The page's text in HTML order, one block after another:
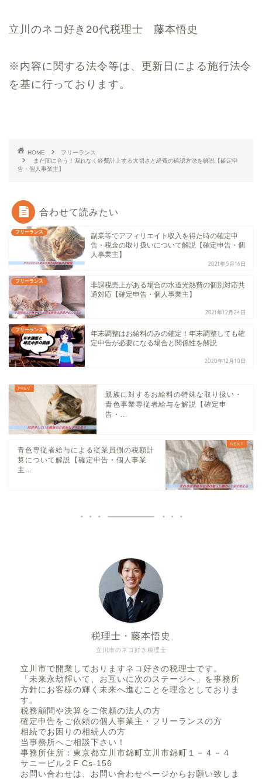
立川のネコ好き20代税理士 藤本悟史
※内容に関する法令等は、更新日による施行法令
を基に行っております。
HOME
フリーランス
まだ間に合う！漏れなく経費計上する大切さと経費の確認方法を解説【確定申
告・個人事業主】
合わせて読みたい
フリーランス
副業等でアフィリエイト収入を得た時の確定申
告・税金の取り扱いについて解説【確定申告・個
人事業主】
2021年5月16日
フリーランス
非課税売上がある場合の水道光熱費の個別対応共
通対応【確定申告・個人事業主】
2021年12月24日
フリーランス
年末調整はお給料のみの確定！年末調整しても確
定申告が必要になる場合と関係性を解説
2020年12月10日
親族に対するお給料の特殊な取り扱い・
青色事業専従者給与を解説【確定申
告・...
青色専従者給与による従業員側の税額計
算について解説【確定申告・個人事業
主...
立川市のネコ好き税理士
税理士・藤本悟史
立川市で開業しておりますネコ好きの税理士です。
「未来永劫輝いて、お互いに次のステージへ」を事務所
方針にお客様の輝く未来へ進むことを理念としておりま
す。
税務顧問や決算をご依頼の法人の方
確定申告をご依頼の個人事業主・フリーランスの方
相続でお困りの相続人の方
当事務所へご相談下さい！
事務所住所：東京都立川市錦町立川市錦町１－４－４
サニービル２F Cs-156
お問い合わせは、お問い合わせページからお願い致しま